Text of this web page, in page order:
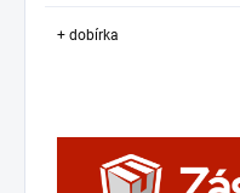
+ dobírka